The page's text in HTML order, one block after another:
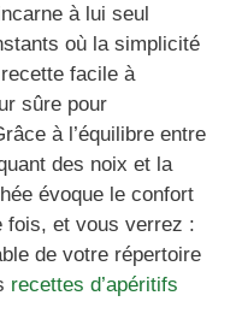
à lui seul
où la simplicité
facile à
sûre pour
à l’équilibre entre
des noix et la
évoque le confort
fois, et vous verrez :
de votre répertoire
recettes d’apéritifs